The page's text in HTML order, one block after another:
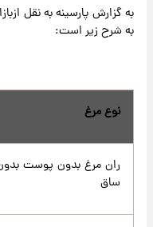
به شرح زیر است:
نوع مرغ
ران مرغ بدون پوست
ساق